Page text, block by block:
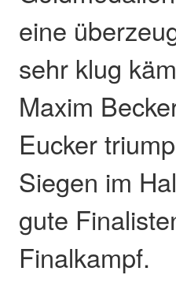
eine
sehr klug
Maxim
Eucker
Siegen im
gute
Finalkampf.